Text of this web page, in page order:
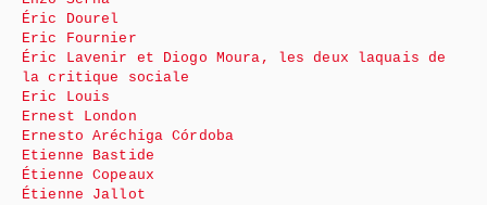
Éric Dourel
Eric Fournier
Éric Lavenir et Diogo Moura, les deux laquais de
la critique sociale
Eric Louis
Ernest London
Ernesto Aréchiga Córdoba
Etienne Bastide
Étienne Copeaux
Étienne Jallot